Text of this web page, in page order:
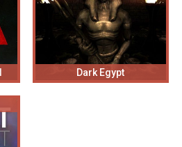
Dark Egypt